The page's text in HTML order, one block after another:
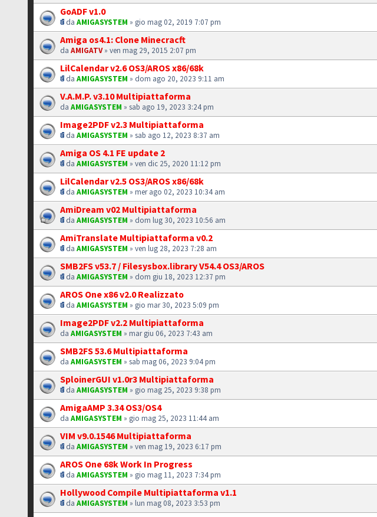
GoADF v1.0
daAMIGASYSTEM » gio mag 02, 2019 7:07 pm
Amiga os4.1: Clone Minecracft
daAMIGATV» ven mag 29, 2015 2:07 pm
LilCalendar v2.6 OS3/AROS x86/68k
daAMIGASYSTEM » dom ago 20, 2023 9:11 am
V.A.M.P. v3.10 Multipiattaforma
daAMIGASYSTEM » sab ago 19, 2023 3:24 pm
Image2PDF v2.3 Multipiattaforma
daAMIGASYSTEM » sab ago 12, 2023 8:37 am
Amiga OS 4.1 FE update 2
daAMIGASYSTEM » ven dic 25, 2020 11:12 pm
LilCalendar v2.5 OS3/AROS x86/68k
daAMIGASYSTEM » mer ago 02, 2023 10:34 am
AmiDream v02 Multipiattaforma
daAMIGASYSTEM » dom lug 30, 2023 10:56 am
AmiTranslate Multipiattaforma v0.2
daAMIGASYSTEM » ven lug 28, 2023 7:28 am
SMB2FS v53.7 / Filesysbox.library V54.4 OS3/AROS
daAMIGASYSTEM » dom giu 18, 2023 12:37 pm
AROS One x86 v2.0 Realizzato
daAMIGASYSTEM » gio mar 30, 2023 5:09 pm
Image2PDF v2.2 Multipiattaforma
daAMIGASYSTEM » mar giu 06, 2023 7:43 am
SMB2FS 53.6 Multipiattaforma
daAMIGASYSTEM » sab mag 06, 2023 9:04 pm
SploinerGUI v1.0r3 Multipiattaforma
daAMIGASYSTEM » gio mag 25, 2023 9:38 pm
AmigaAMP 3.34 OS3/OS4
daAMIGASYSTEM » gio mag 25, 2023 11:44 am
VIM v9.0.1546 Multipiattaforma
daAMIGASYSTEM » ven mag 19, 2023 6:17 pm
AROS One 68k Work In Progress
daAMIGASYSTEM » gio mag 11, 2023 7:34 pm
Hollywood Compile Multipiattaforma v1.1
daAMIGASYSTEM » lun mag 08, 2023 3:53 pm